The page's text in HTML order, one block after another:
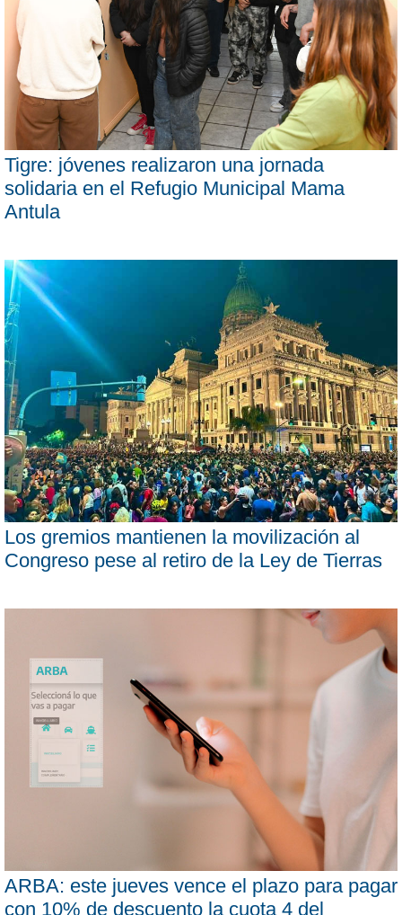
Tigre: jóvenes realizaron una jornada
solidaria en el Refugio Municipal Mama
Antula
Los gremios mantienen la movilización al
Congreso pese al retiro de la Ley de Tierras
ARBA: este jueves vence el plazo para pagar
con 10% de descuento la cuota 4 del